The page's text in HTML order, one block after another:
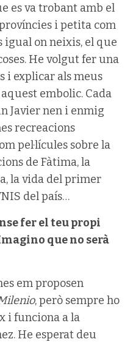
es va trobant amb el
i petita com
igual on neixis, el que
He volgut fer una
i explicar als meus
embolic. Cada
Javier nen i enmig
recreacions
pel·lícules sobre la
de Fàtima, la
la vida del primer
del país…
fer el teu propi
que no serà
em proposen
, però sempre ho
i funciona a la
He esperat deu